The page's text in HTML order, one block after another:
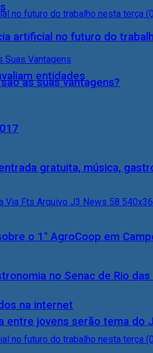
entidades
gratuita, música,
o 1° AgroCoop em
na internet
artificial no futuro do
as suas vantagens?
no Senac de Rio das
entre jovens serão tema